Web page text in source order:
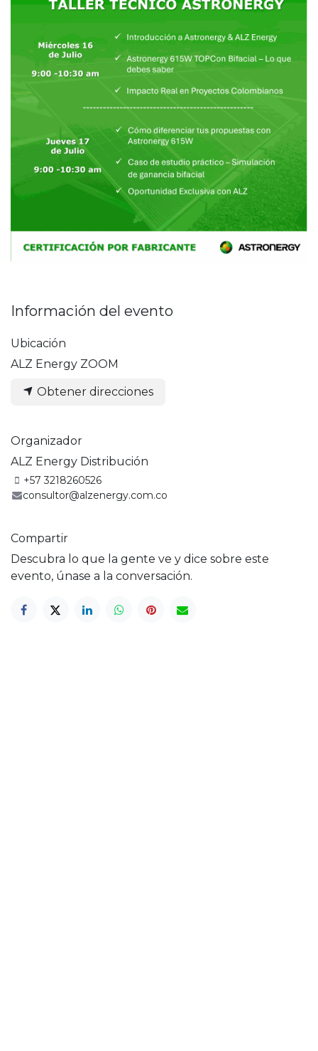
Información del evento
Ubicación
ALZ Energy ZOOM
Obtener direcciones
Organizador
ALZ Energy Distribución
+57 3218260526
consultor@alzenergy.com.co
Compartir
Descubra lo que la gente ve y dice sobre este
evento, únase a la conversación.